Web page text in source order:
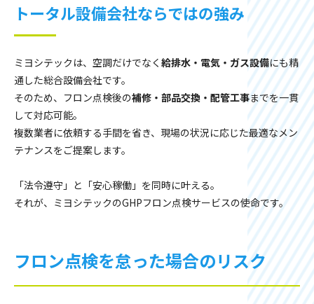
トータル設備会社ならではの強み
ミヨシテックは、空調だけでなく 給排水・電気・ガス設備にも精
通した総合設備会社です。
そのため、フロン点検後の補修・部品交換・配管工事までを一貫
して対応可能。
複数業者に依頼する手間を省き、現場の状況に応じた最適なメン
テナンスをご提案します。
「法令遵守」と「安心稼働」を同時に叶える。
それが、ミヨシテックのGHPフロン点検サービスの使命です。
フロン点検を怠った場合のリスク